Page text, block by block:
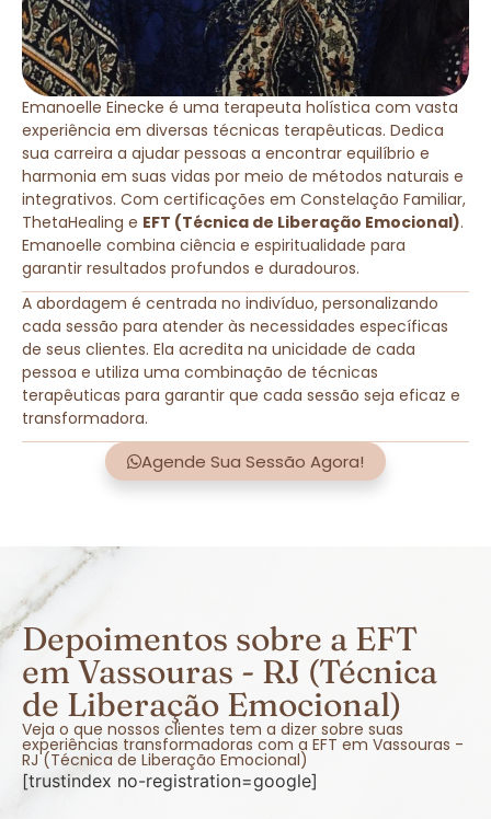
Emanoelle Einecke é uma terapeuta holística com vasta
experiência em diversas técnicas terapêuticas. Dedica
sua carreira a ajudar pessoas a encontrar equilíbrio e
harmonia em suas vidas por meio de métodos naturais e
integrativos. Com certificações em Constelação Familiar,
ThetaHealing e EFT (Técnica de Liberação Emocional).
Emanoelle combina ciência e espiritualidade para
garantir resultados profundos e duradouros.
A abordagem é centrada no indivíduo, personalizando
cada sessão para atender às necessidades específicas
de seus clientes. Ela acredita na unicidade de cada
pessoa e utiliza uma combinação de técnicas
terapêuticas para garantir que cada sessão seja eficaz e
transformadora.
Agende Sua Sessão Agora!
Depoimentos sobre a EFT
em Vassouras - RJ (Técnica
de Liberação Emocional)
Veja o que nossos clientes tem a dizer sobre suas
experiências transformadoras com a EFT em Vassouras -
RJ (Técnica de Liberação Emocional)
[trustindex no-registration=google]